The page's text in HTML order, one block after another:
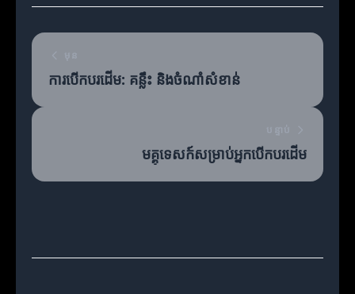
ការបើកបរដើម: គន្លឹះ និងចំណាំសំខាន់
មគ្គុទេសក៍សម្រាប់អ្នកបើកបរ​ដើម